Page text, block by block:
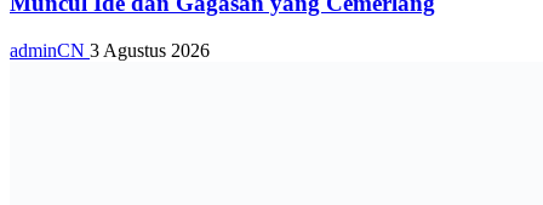
adminCN 3 Agustus 2026